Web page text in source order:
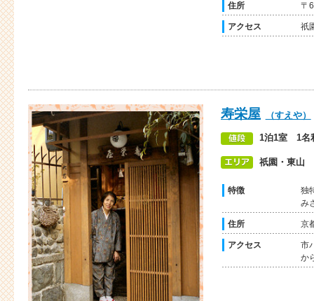
住所 〒
アクセス 祇
寿栄屋 （すえや）
1泊1室 1名
祇園・東山
特徴
独
み
住所 京
アクセス
市
か